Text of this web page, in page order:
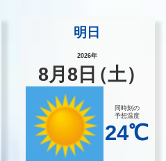
明日
2026年
8月8 日（土）
同時刻の
予想温度
24℃